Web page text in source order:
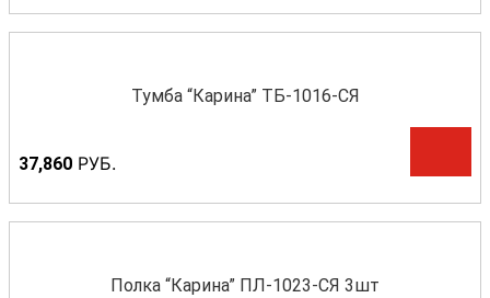
Тумба “Карина” ТБ-1016-СЯ
37,860 РУБ.
Полка “Карина” ПЛ-1023-СЯ 3шт